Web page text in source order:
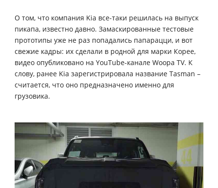
О том, что компания Kia все-таки решилась на выпуск
пикапа, известно давно. Замаскированные тестовые
прототипы уже не раз попадались папарацци, и вот
свежие кадры: их сделали в родной для марки Корее,
видео опубликовано на YouTube-канале Woopa TV. К
слову, ранее Kia зарегистрировала название Tasman –
считается, что оно предназначено именно для
грузовика.